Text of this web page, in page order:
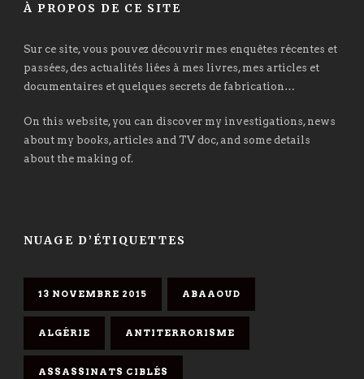
À PROPOS DE CE SITE
Sur ce site, vous pouvez découvrir mes enquêtes récentes et
passées, des actualités liées à mes livres, mes articles et
documentaires et quelques secrets de fabrication…
On this website, you can discover my investigations, news
about my books, articles and TV doc, and some details
about the making of.
NUAGE D’ÉTIQUETTES
13 NOVEMBRE 2015 ABAAOUD
ALGÉRIE ANTITERRORISME
ASSASSINATS CIBLÉS